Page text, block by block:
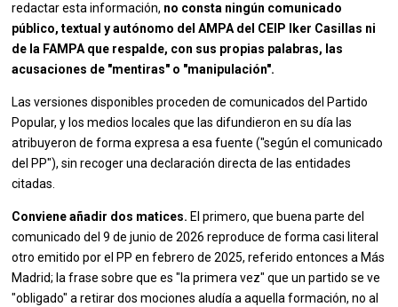
redactar esta información, no consta ningún comunicado
público, textual y autónomo del AMPA del CEIP Iker Casillas ni
de la FAMPA que respalde, con sus propias palabras, las
acusaciones de "mentiras" o "manipulación".
Las versiones disponibles proceden de comunicados del Partido
Popular, y los medios locales que las difundieron en su día las
atribuyeron de forma expresa a esa fuente ("según el comunicado
del PP"), sin recoger una declaración directa de las entidades
citadas.
Conviene añadir dos matices. El primero, que buena parte del
comunicado del 9 de junio de 2026 reproduce de forma casi literal
otro emitido por el PP en febrero de 2025, referido entonces a Más
Madrid; la frase sobre que es "la primera vez" que un partido se ve
"obligado" a retirar dos mociones aludía a aquella formación, no al